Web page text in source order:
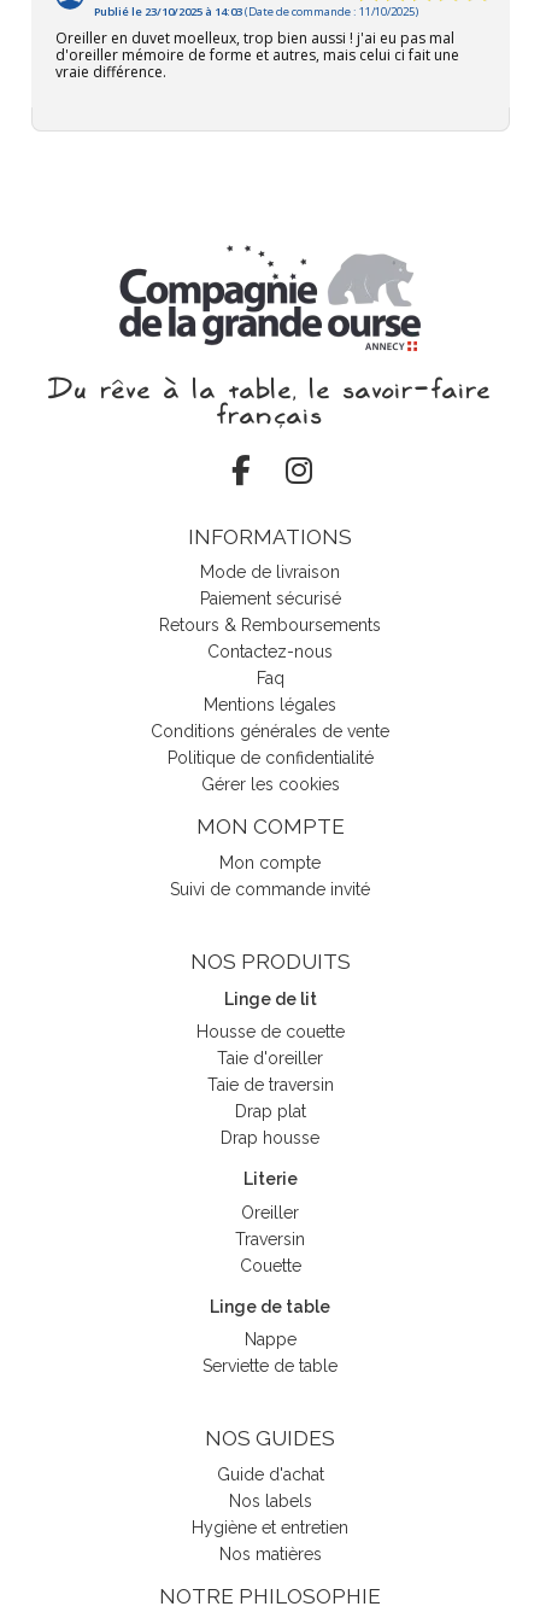
Publié le 23/10/2025 à 14:03(Date de commande : 11/10/2025)
Oreiller en duvet moelleux, trop bien aussi ! j'ai eu pas mal
d'oreiller mémoire de forme et autres, mais celui ci fait une
vraie différence.
Du rêve à la table, le savoir‑faire
français
INFORMATIONS
Mode de livraison
Paiement sécurisé
Retours & Remboursements
Contactez-nous
Faq
Mentions légales
Conditions générales de vente
Politique de confidentialité
Gérer les cookies
MON COMPTE
Mon compte
Suivi de commande invité
NOS PRODUITS
Linge de lit
Housse de couette
Taie d'oreiller
Taie de traversin
Drap plat
Drap housse
Literie
Oreiller
Traversin
Couette
Linge de table
Nappe
Serviette de table
NOS GUIDES
Guide d'achat
Nos labels
Hygiène et entretien
Nos matières
NOTRE PHILOSOPHIE